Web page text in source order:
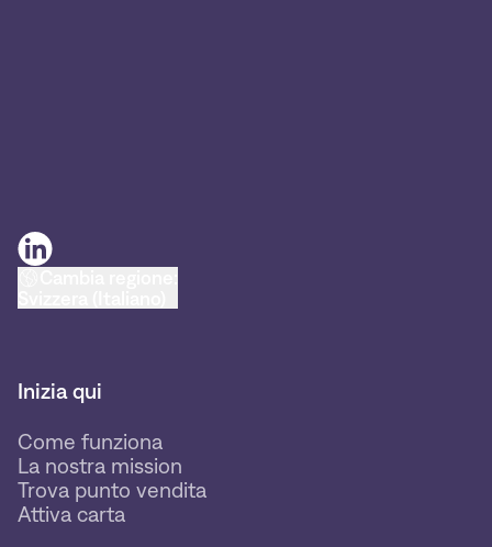
Inizia qui
Come funziona
La nostra mission
Trova punto vendita
Attiva carta